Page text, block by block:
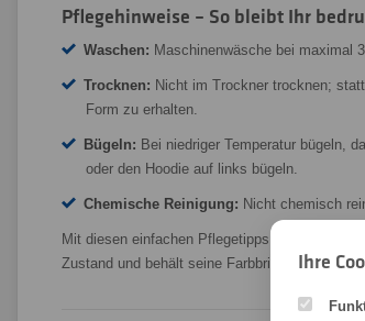
Pflegehinweise – So bleibt Ihr
Waschen: Maschinenwäsche bei maximal
Trocknen: Nicht im Trockner trocknen;
Form zu erhalten.
Bügeln: Bei niedriger Temperatur bügeln,
oder den Hoodie auf links bügeln.
Chemische Reinigung: Nicht chemisch
Mit diesen einfachen Pflegetipps bleibt Ihr
Zustand und behält seine Farbbrillanz.Ihre